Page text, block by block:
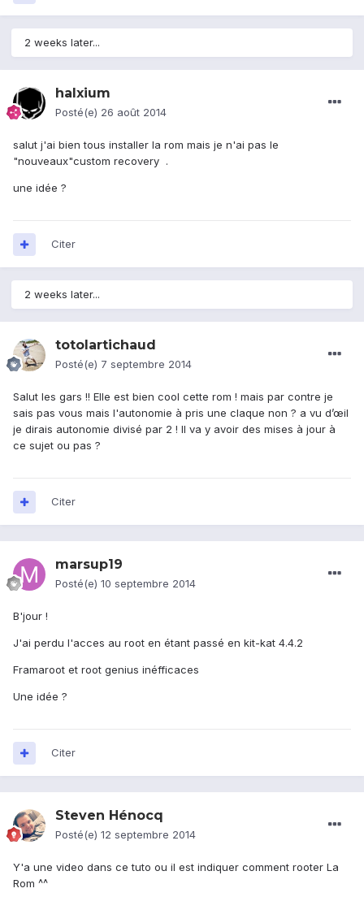
2 weeks later...
halxium
Posté(e) 26 août 2014
salut j'ai bien tous installer la rom mais je n'ai pas le
"nouveaux"custom recovery .
une idée ?
Citer
2 weeks later...
totolartichaud
Posté(e) 7 septembre 2014
Salut les gars !! Elle est bien cool cette rom ! mais par contre je
sais pas vous mais l'autonomie à pris une claque non ? a vu d’œil
je dirais autonomie divisé par 2 ! Il va y avoir des mises à jour à
ce sujet ou pas ?
Citer
marsup19
Posté(e) 10 septembre 2014
B'jour !
J'ai perdu l'acces au root en étant passé en kit-kat 4.4.2
Framaroot et root genius inéfficaces
Une idée ?
Citer
Steven Hénocq
Posté(e) 12 septembre 2014
Y'a une video dans ce tuto ou il est indiquer comment rooter La
Rom ^^